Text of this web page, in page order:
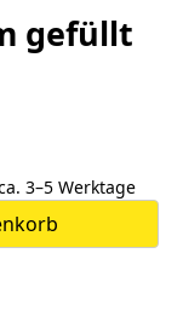
gefüllt
3–5 Werktage